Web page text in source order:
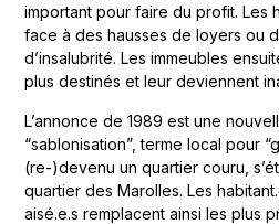
important pour faire du profit. Les
face à des hausses de loyers ou
d’insalubrité. Les immeubles
plus destinés et leur deviennent
L’annonce de 1989 est une
“sablonisation”, terme local pour
(re-)devenu un quartier couru,
quartier des Marolles. Les
aisé.e.s remplacent ainsi les plus